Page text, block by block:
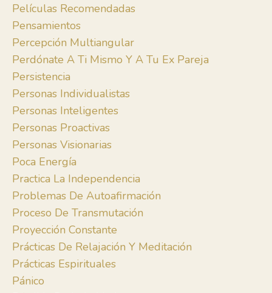
Películas Recomendadas
Pensamientos
Percepción Multiangular
Perdónate A Ti Mismo Y A Tu Ex Pareja
Persistencia
Personas Individualistas
Personas Inteligentes
Personas Proactivas
Personas Visionarias
Poca Energía
Practica La Independencia
Problemas De Autoafirmación
Proceso De Transmutación
Proyección Constante
Prácticas De Relajación Y Meditación
Prácticas Espirituales
Pánico